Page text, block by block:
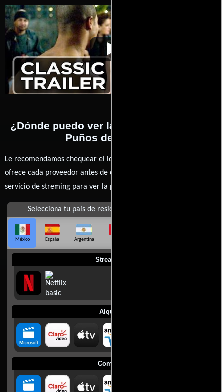
Fighting: Puños de
asfalto
Video de la película Fighting: Puños
¿Dónde puedo ver la películas Fighting:
Puños de asfalto?
Le recomendamos chequear el idioma, doblaje o subtítulos que
ofrece cada proveedor antes de comprar, alquilar o contratar un
servicio de streming para ver la películas.
Selecciona tu país de residencia
México España Argentina
Streaming
Alquilar
Comprar